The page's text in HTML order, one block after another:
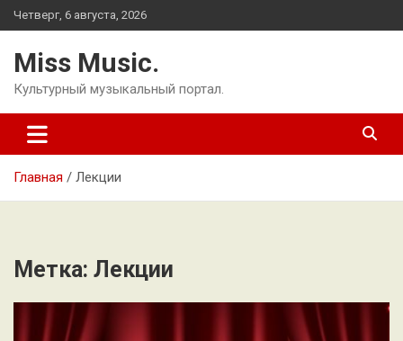
Перейти
к
Четверг, 6 августа, 2026
Miss Music.
Культурный музыкальный портал.
Главная Лекции
Метка: Лекции